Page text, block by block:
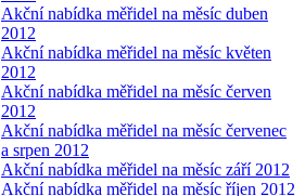
Akční nabídka měřidel na měsíc duben
2012
Akční nabídka měřidel na měsíc květen
2012
Akční nabídka měřidel na měsíc červen
2012
Akční nabídka měřidel na měsíc červenec
a srpen 2012
Akční nabídka měřidel na měsíc září 2012
Akční nabídka měřidel na měsíc říjen 2012